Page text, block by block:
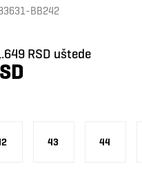
BB242
RSD uštede
43 44